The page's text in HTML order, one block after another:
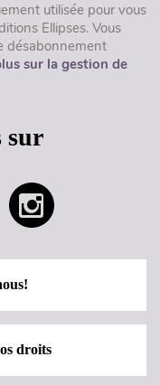
utilisée pour vous
Ellipses. Vous
désabonnement
sur la gestion de
sur
droits